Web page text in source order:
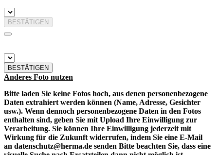
BESTÄTIGEN
BESTÄTIGEN
Anderes Foto nutzen
Bitte laden Sie keine Fotos hoch, aus denen personenbezogene
Daten extrahiert werden können (Name, Adresse, Gesichter
usw.). Wenn dennoch personenbezogene Daten in den Fotos
enthalten sind, geben Sie mit Upload Ihre Einwilligung zur
Verarbeitung. Sie können Ihre Einwilligung jederzeit mit
Wirkung für die Zukunft widerrufen, indem Sie eine E-Mail
an datenschutz@herma.de senden Bitte beachten Sie, dass eine